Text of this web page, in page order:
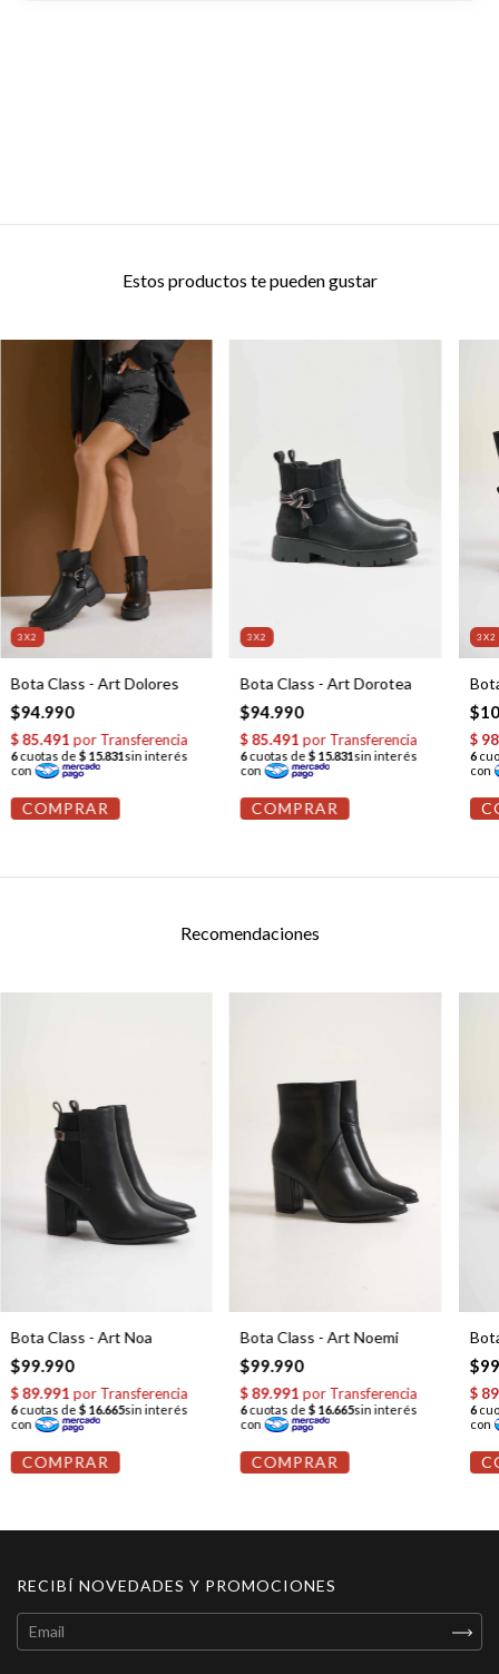
Estos productos te pueden gustar
3X2
Bota Class - Art Dolores
$94.990
COMPRAR
3X2
Bota Class - Art Dorotea
$94.990
COMPRAR
3X2
Recomendaciones
Bota Class - Art Noa
$99.990
COMPRAR
Bota Class - Art Noemi
$99.990
COMPRAR
RECIBÍ NOVEDADES Y PROMOCIONES